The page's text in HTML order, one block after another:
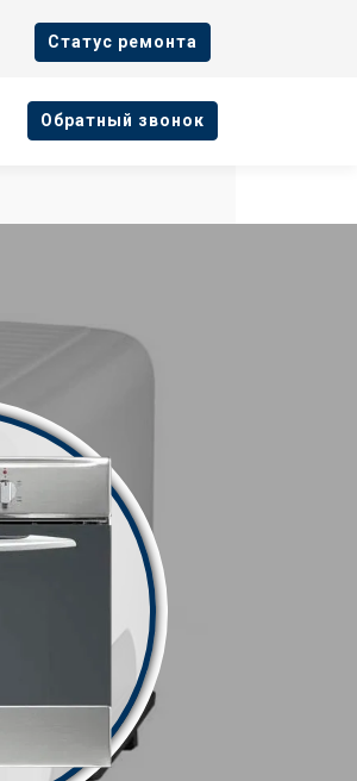
Cтатус ремонта
Oбратный звонок